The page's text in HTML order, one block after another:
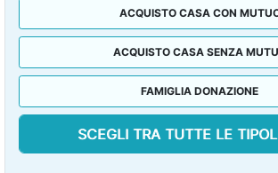
ACQUISTO CASA CON
ACQUISTO CASA SENZA
FAMIGLIA DONAZIONE